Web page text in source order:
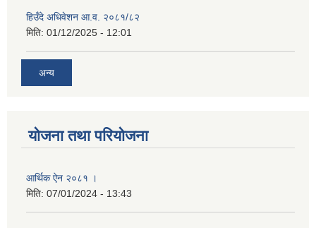
हिउँदे अधिवेशन आ.व. २०८१/८२
मिति: 01/12/2025 - 12:01
अन्य
योजना तथा परियोजना
आर्थिक ऐन २०८१ ।
मिति: 07/01/2024 - 13:43